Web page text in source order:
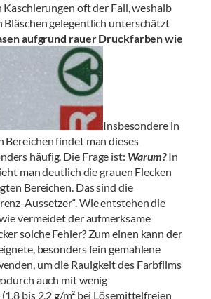
oft der Fall, weshalb
Bläschen gelegentlich unterschätzt
aufgrund rauer Druckfarben wie
Insbesondere in
Bereichen findet man dieses
häufig. Die Frage ist: Warum?In
man deutlich die grauen Flecken
Bereichen. Das sind die
Aussetzer“. Wie entstehen die
vermeidet der aufmerksame
solche Fehler? Zum einen kann der
besonders fein gemahlene
um die Rauigkeit des Farbfilms
auch mit wenig
bis 2,2 g/m² bei Lösemittelfreien